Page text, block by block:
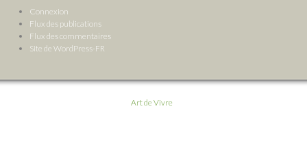
Connexion
Flux des publications
Flux des commentaires
Site de WordPress-FR
Art de Vivre